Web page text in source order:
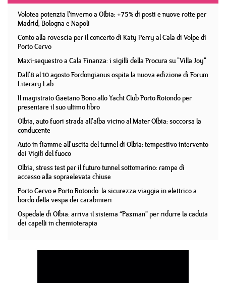
Volotea potenzia l'inverno a Olbia: +75% di posti e nuove rotte per
Madrid, Bologna e Napoli
Conto alla rovescia per il concerto di Katy Perry al Cala di Volpe di
Porto Cervo
Maxi-sequestro a Cala Finanza: i sigilli della Procura su "Villa Joy"
Dall'8 al 10 agosto Fordongianus ospita la nuova edizione di Forum
Literary Lab
Il magistrato Gaetano Bono allo Yacht Club Porto Rotondo per
presentare il suo ultimo libro
Olbia, auto fuori strada all'alba vicino al Mater Olbia: soccorsa la
conducente
Auto in fiamme all'uscita del tunnel di Olbia: tempestivo intervento
dei Vigili del fuoco
Olbia, stress test per il futuro tunnel sottomarino: rampe di
accesso alla sopraelevata chiuse
Porto Cervo e Porto Rotondo: la sicurezza viaggia in elettrico a
bordo della vespa dei carabinieri
Ospedale di Olbia: arriva il sistema “Paxman” per ridurre la caduta
dei capelli in chemioterapia